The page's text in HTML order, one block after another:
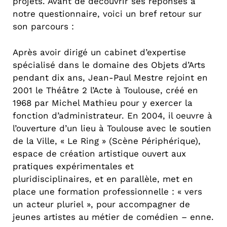
notre questionnaire, voici un bref retour sur
son parcours :
Après avoir dirigé un cabinet d’expertise
spécialisé dans le domaine des Objets d’Arts
pendant dix ans, Jean-Paul Mestre rejoint en
2001 le Théâtre 2 l’Acte à Toulouse, créé en
1968 par Michel Mathieu pour y exercer la
fonction d’administrateur. En 2004, il oeuvre à
l’ouverture d’un lieu à Toulouse avec le soutien
de la Ville, « Le Ring » (Scène Périphérique),
espace de création artistique ouvert aux
pratiques expérimentales et
pluridisciplinaires, et en parallèle, met en
place une formation professionnelle : « vers
un acteur pluriel », pour accompagner de
jeunes artistes au métier de comédien – enne.